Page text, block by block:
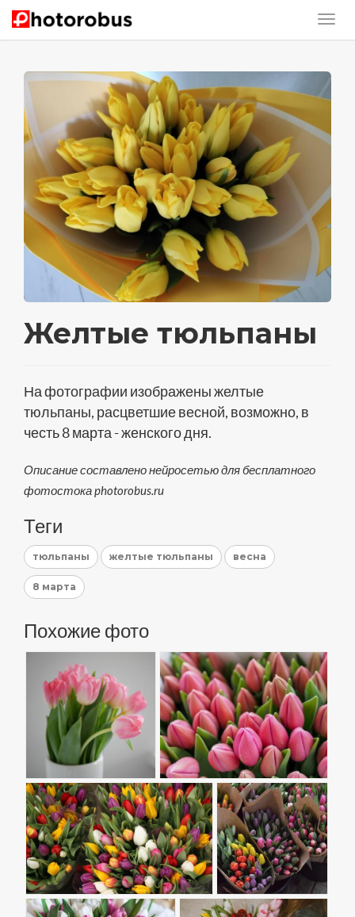
Желтые тюльпаны
На фотографии изображены желтые
тюльпаны, расцветшие весной, возможно, в
честь 8 марта - женского дня.
Описание составлено нейросетью для бесплатного
фотостока photorobus.ru
Теги
тюльпаны желтые тюльпаны весна
8 марта
Похожие фото